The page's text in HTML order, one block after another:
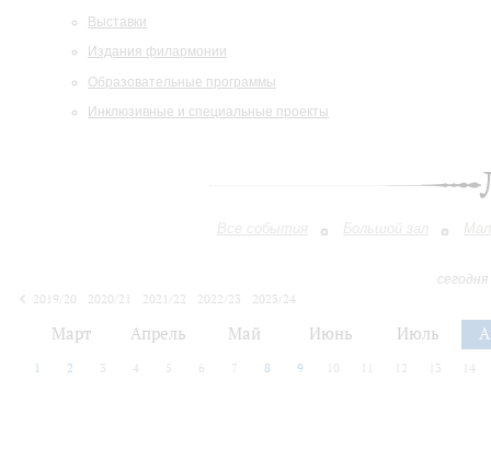
Выставки
Издания филармонии
Образовательные программы
Инклюзивные и специальные проекты
Все события Большой зал
2019/20
2020/21 2021/22 2022/23
2023/24
Март Апрель Май Июнь Июль
1 2 3 4 5 6 7 8 9 10 12 13 14